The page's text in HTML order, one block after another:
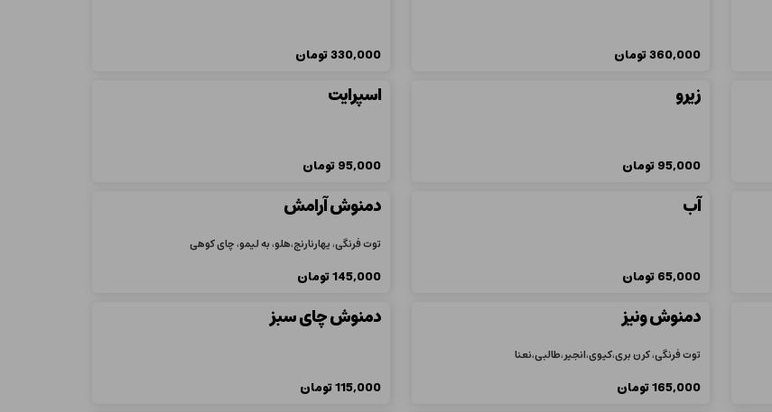
360,000تومان 330,000تومان
زیرو
95,000تومان
اسپرایت
95,000تومان
آب
65,000تومان
دمنوش آرامش
توت فرنگی، یهارنارنج،هلو، به لیمو، چای کوهی
145,000تومان
دمنوش ونیز
توت فرنگی، کرن بری،کیوی،انجیر،طالبی،نعنا
165,000تومان
دمنوش چای سبز
115,000تومان